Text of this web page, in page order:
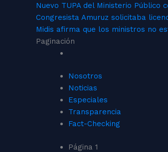
Nuevo TUPA del Ministerio
Congresista Amuruz solicitaba
Midis afirma que los ministros no
Paginación
Nosotros
Noticias
Especiales
Transparencia
Fact-Checking
Página 1